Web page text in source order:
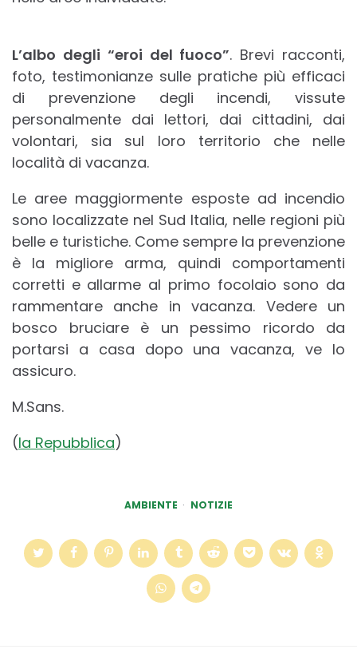
L’albo degli “eroi del fuoco”. Brevi racconti,
foto, testimonianze sulle pratiche più efficaci
di prevenzione degli incendi, vissute
personalmente dai lettori, dai cittadini, dai
volontari, sia sul loro territorio che nelle
località di vacanza.
Le aree maggiormente esposte ad incendio
sono localizzate nel Sud Italia, nelle regioni più
belle e turistiche. Come sempre la prevenzione
è la migliore arma, quindi comportamenti
corretti e allarme al primo focolaio sono da
rammentare anche in vacanza. Vedere un
bosco bruciare è un pessimo ricordo da
portarsi a casa dopo una vacanza, ve lo
assicuro.
M.Sans.
(la Repubblica)
AMBIENTE NOTIZIE